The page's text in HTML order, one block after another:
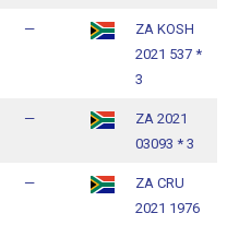
—
ZA KOSH
2021 537 *
3
—
ZA 2021
03093 * 3
—
ZA CRU
2021 1976